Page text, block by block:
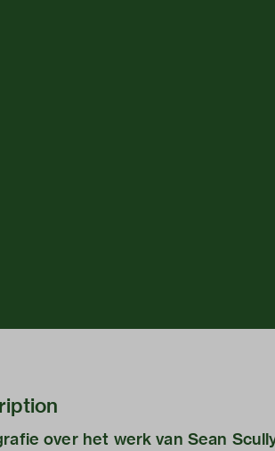
over het werk van Sean